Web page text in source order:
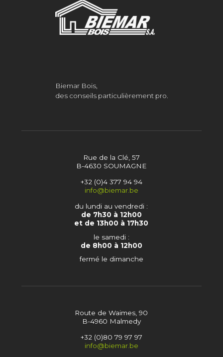
Biemar Bois,
des conseils particulièrement pro.
Rue de la Clé, 57
B-4630 SOUMAGNE
+32 (0)4 377 94 94
info@biemar.be
du lundi au vendredi :
de 7h30 à 12h00
et de 13h00 à 17h30
le samedi :
de 8h00 à 12h00
fermé le dimanche
Route de Waimes, 90
B-4960 Malmedy
+32 (0)80 79 97 97
info@biemar.be